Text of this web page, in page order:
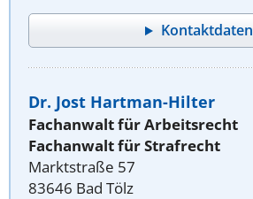
Kontaktdaten
Dr. Jost Hartman-Hilter
Fachanwalt für Arbeitsrecht
Fachanwalt für Strafrecht
Marktstraße 57
83646 Bad Tölz